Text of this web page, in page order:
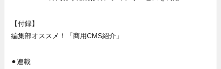
【付録】
編集部オススメ！「商用CMS紹介」
⚫︎連載